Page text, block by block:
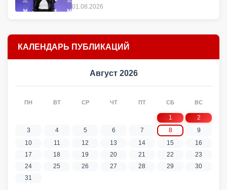
01.08.2026
КАЛЕНДАРЬ ПУБЛИКАЦИЙ
Август 2026
ПН ВТ СР ЧТ ПТ СБ ВС
1
2
3
4 5 6 7 8
9
10
11 12 13 14 15
16
17
18 19 20 21 22
23
24
25 26 27 28 29
30
31